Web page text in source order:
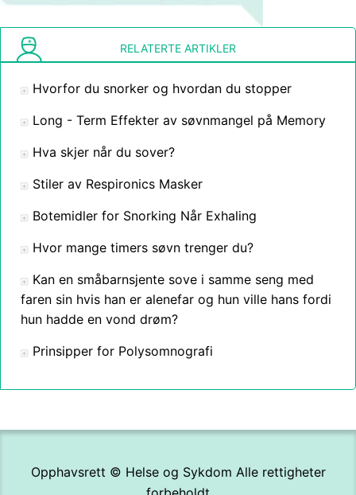
RELATERTE ARTIKLER
Hvorfor du snorker og hvordan du stopper
Long - Term Effekter av søvnmangel på Memory
Hva skjer når du sover?
Stiler av Respironics Masker
Botemidler for Snorking Når Exhaling
Hvor mange timers søvn trenger du?
Kan en småbarnsjente sove i samme seng med
faren sin hvis han er alenefar og hun ville hans fordi
hun hadde en vond drøm?
Prinsipper for Polysomnografi
Opphavsrett © Helse og Sykdom Alle rettigheter